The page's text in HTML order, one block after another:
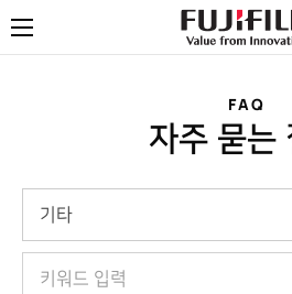
메
뉴
FAQ
자주 묻는
기타